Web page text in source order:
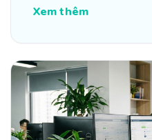
Xem thêm